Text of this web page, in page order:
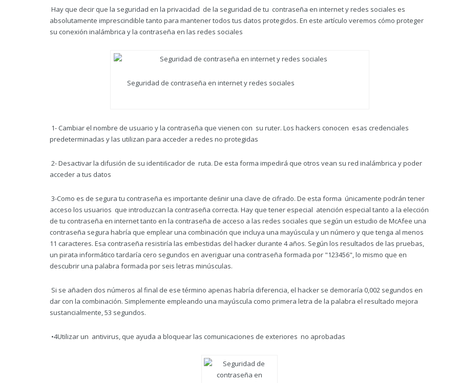
Hay que decir que la seguridad en la privacidad de la seguridad de tu contraseña en internet y redes sociales es
absolutamente imprescindible tanto para mantener todos tus datos protegidos. En este artículo veremos cómo proteger
su conexión inalámbrica y la contraseña en las redes sociales
Seguridad de contraseña en internet y redes sociales
1- Cambiar el nombre de usuario y la contraseña que vienen con su ruter. Los hackers conocen esas credenciales
predeterminadas y las utilizan para acceder a redes no protegidas
2- Desactivar la difusión de su identiﬁcador de ruta. De esta forma impedirá que otros vean su red inalámbrica y poder
acceder a tus datos
3-Como es de segura tu contraseña es importante deﬁnir una clave de cifrado. De esta forma únicamente podrán tener
acceso los usuarios que introduzcan la contraseña correcta. Hay que tener especial atención especial tanto a la elección
de tu contraseña en internet tanto en la contraseña de acceso a las redes sociales que según un estudio de McAfee una
contraseña segura habría que emplear una combinación que incluya una mayúscula y un número y que tenga al menos
11 caracteres. Esa contraseña resistiría las embestidas del hacker durante 4 años. Según los resultados de las pruebas,
un pirata informático tardaría cero segundos en averiguar una contraseña formada por "123456", lo mismo que en
descubrir una palabra formada por seis letras minúsculas.
Si se añaden dos números al final de ese término apenas habría diferencia, el hacker se demoraría 0,002 segundos en
dar con la combinación. Simplemente empleando una mayúscula como primera letra de la palabra el resultado mejora
sustancialmente, 53 segundos.
•4Utilizar un antivirus, que ayuda a bloquear las comunicaciones de exteriores no aprobadas